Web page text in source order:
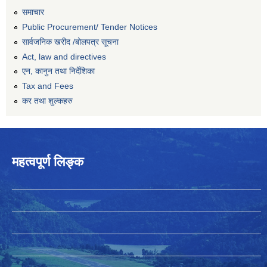
समाचार
Public Procurement/ Tender Notices
सार्वजनिक खरीद /बोलपत्र सूचना
Act, law and directives
एन, कानुन तथा निर्देशिका
Tax and Fees
कर तथा शुल्कहरु
महत्वपूर्ण लिङ्क